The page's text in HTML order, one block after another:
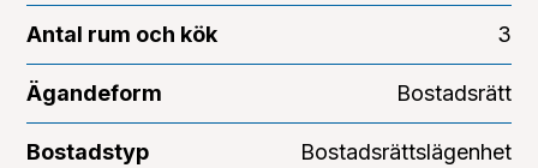
Antal rum och kök 3
Ägandeform Bostadsrätt
Bostadstyp Bostadsrättslägenhet